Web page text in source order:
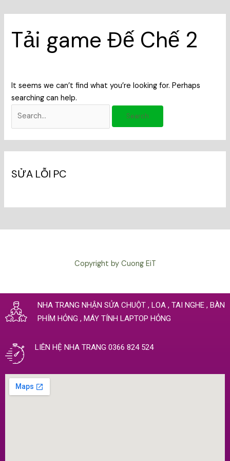
Tải game Đế Chế 2
It seems we can’t find what you’re looking for. Perhaps
searching can help.
SỬA LỖI PC
Copyright by Cuong EiT
NHA TRANG NHẬN SỬA CHUỘT , LOA , TAI NGHE , BÀN
PHÍM HỎNG , MÁY TÍNH LAPTOP HỎNG
LIÊN HỆ NHA TRANG 0366 824 524